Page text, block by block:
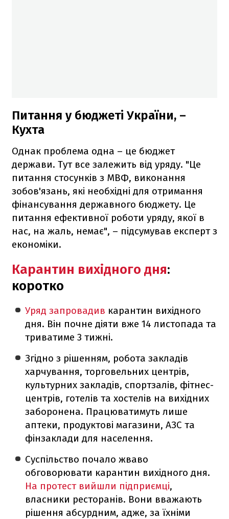
Питання у бюджеті України, –
Кухта
Однак проблема одна – це бюджет
держави. Тут все залежить від уряду. "Це
питання стосунків з МВФ, виконання
зобов'язань, які необхідні для отримання
фінансування державного бюджету. Це
питання ефективної роботи уряду, якої в
нас, на жаль, немає", – підсумував експерт з
економіки.
Карантин вихідного дня:
коротко
Уряд запровадив карантин вихідного
дня. Він почне діяти вже 14 листопада та
триватиме 3 тижні.
Згідно з рішенням, робота закладів
харчування, торговельних центрів,
культурних закладів, спортзалів, фітнес-
центрів, готелів та хостелів на вихідних
заборонена. Працюватимуть лише
аптеки, продуктові магазини, АЗС та
фінзаклади для населення.
Суспільство почало жваво
обговорювати карантин вихідного дня.
На протест вийшли підприємці,
власники ресторанів. Вони вважають
рішення абсурдним, адже, за їхніми